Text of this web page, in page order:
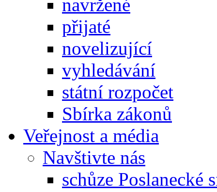
navržené
přijaté
novelizující
vyhledávání
státní rozpočet
Sbírka zákonů
Veřejnost a média
Navštivte nás
schůze Poslanecké